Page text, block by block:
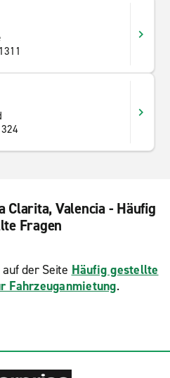
Valencia - Häufig
Fragen
der Seite Häufig gestellte
Fahrzeuganmietung.